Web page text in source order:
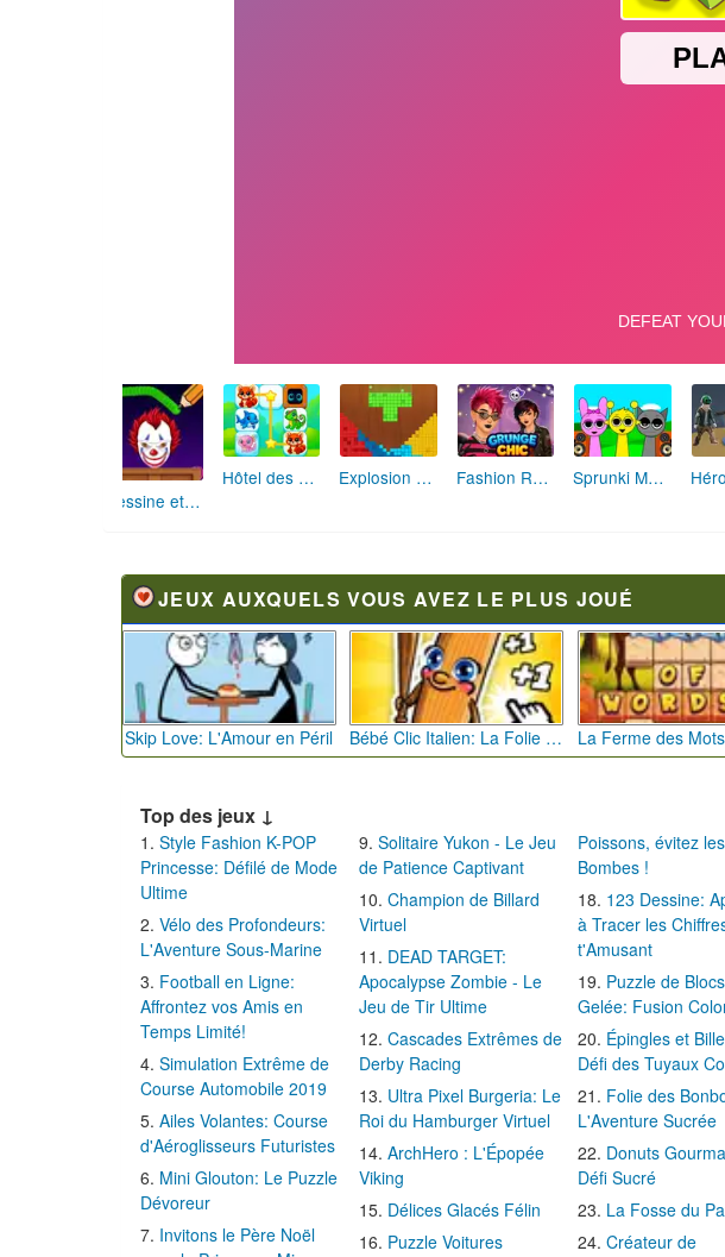
Dessine et Écrase : Le Jeu des Monstres
Hôtel des Animaux de Rêve Explosion de Blocs de Sable Fashion Rebelle: Style Grunge Chic Sprunki Monster: Rythmes Musicaux Monstres
JEUX AUXQUELS VOUS AVEZ LE PLUS JOUÉ
Skip Love: L'Amour en Péril Bébé Clic Italien: La Folie des Petits Bambins
Top des jeux ↓
Style Fashion K-POP
Princesse: Défilé de Mode
Ultime
Vélo des Profondeurs:
L'Aventure Sous-Marine
Football en Ligne:
Affrontez vos Amis en
Temps Limité!
Simulation Extrême de
Course Automobile 2019
Ailes Volantes: Course
d'Aéroglisseurs Futuristes
Mini Glouton: Le Puzzle
Dévoreur
Invitons le Père Noël
Solitaire Yukon - Le Jeu
de Patience Captivant
Champion de Billard
Virtuel
DEAD TARGET:
Apocalypse Zombie - Le
Jeu de Tir Ultime
Cascades Extrêmes de
Derby Racing
Ultra Pixel Burgeria: Le
Roi du Hamburger Virtuel
ArchHero : L'Épopée
Viking
Délices Glacés Félin
Puzzle Voitures
Poissons, évitez les
Bombes !
123 Dessine:
à Tracer les
t'Amusant
Puzzle de
Gelée: Fusion
Épingles et
Défi des Tuyaux
Folie des
L'Aventure Sucrée
Donuts
Défi Sucré
La Fosse du
Créateur de